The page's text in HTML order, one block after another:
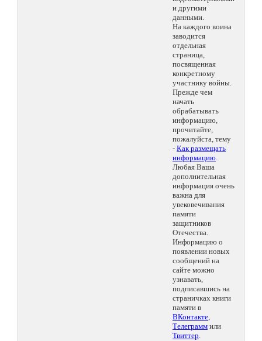
и другими
данными.
На каждого воина
заводится
отдельная
страница,
посвященная
конкретному
участнику войны.
Прежде чем
начать
обрабатывать
информацию,
прочитайте,
пожалуйста, тему
- Как размещать
информацию.
Любая Ваша
дополнительная
информация очень
важна для
увековечивания
памяти
защитников
Отечества.
Информацию о
появлении новых
сообщений на
сайте можно
узнавать,
подписавшись на
страничках книги
памяти в
ВКонтакте,
Телеграмм или
Твиттер.